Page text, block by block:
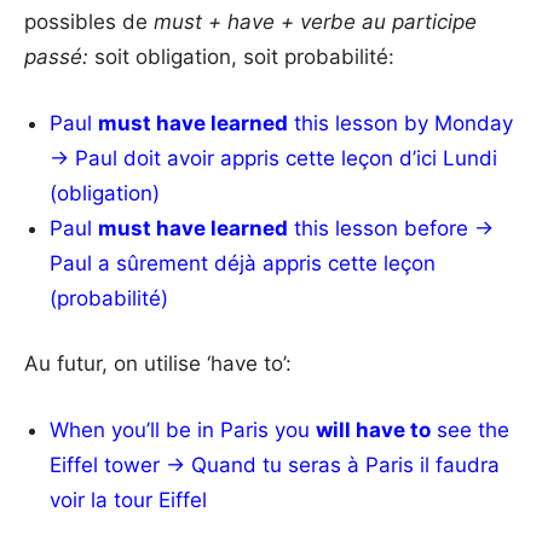
possibles de must + have + verbe au participe
passé: soit obligation, soit probabilité:
Paul must have learned this lesson by Monday
→ Paul doit avoir appris cette leçon d’ici Lundi
(obligation)
Paul must have learned this lesson before →
Paul a sûrement déjà appris cette leçon
(probabilité)
Au futur, on utilise ‘have to’:
When you’ll be in Paris youwill have to see the
Eiffel tower → Quand tu seras à Paris il faudra
voir la tour Eiffel